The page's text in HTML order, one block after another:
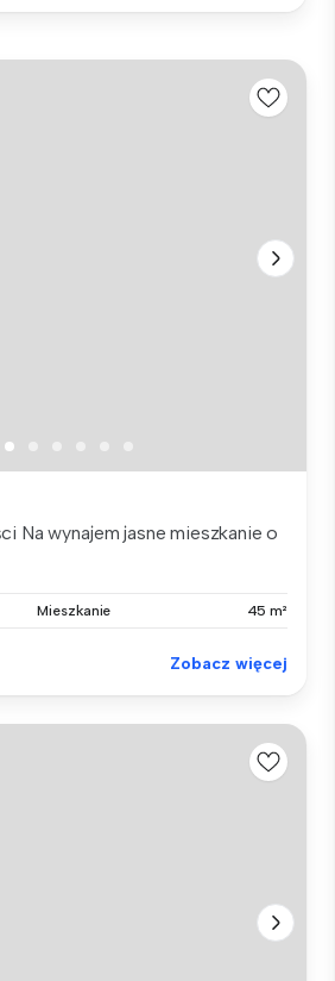
Na wynajem jasne mieszkanie o
Mieszkanie 45 m²
Zobacz więcej